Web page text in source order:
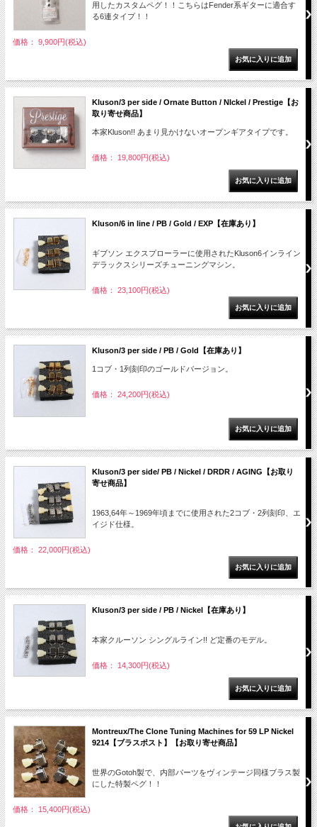
用したカスタムペグ！！こちらはFender系ギターに適合す
る6連タイプ！！
価格： 9,900円(税込)
Kluson/3 per side / Ornate Button / NIckel / Prestige【お
取り寄せ商品】
本家Kluson!! あまり見かけないオープンギアタイプです。
価格： 19,800円(税込)
Kluson/6 in line / PB / Gold / EXP【在庫あり】
ギブソン エクスプローラーに使用されたKluson6インライン
デラックスシリーズチューニングマシン。
価格： 23,100円(税込)
Kluson/3 per side / PB / Gold【在庫あり】
1コブ・1列刻印のゴールドバージョン。
価格： 24,200円(税込)
Kluson/3 per side/ PB / Nickel / DRDR / AGING【お取り
寄せ商品】
1963,64年～1969年頃までに使用された2コブ・2列刻印、エ
イジド仕様。
価格： 22,000円(税込)
Kluson/3 per side / PB / Nickel【在庫あり】
本家クルーソン シングルライン!! ど定番のモデル。
価格： 14,300円(税込)
Montreux/The Clone Tuning Machines for 59 LP Nickel
9214【ブラスポスト】【お取り寄せ商品】
世界のGotoh製で、内部パーツをヴィンテージ同様ブラス製
にした特製ペグ！！
価格： 15,400円(税込)